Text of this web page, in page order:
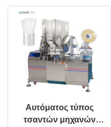
Αυτόματος τύπος
τσαντών μηχανών